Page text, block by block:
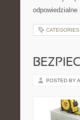
CATEGORIES:
POSTED BY